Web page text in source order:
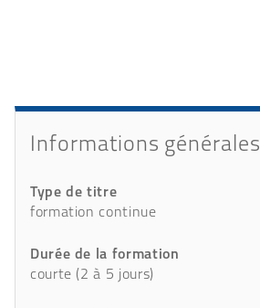
Détails
Informations générales
Type de titre
formation continue
Durée de la formation
courte (2 à 5 jours)